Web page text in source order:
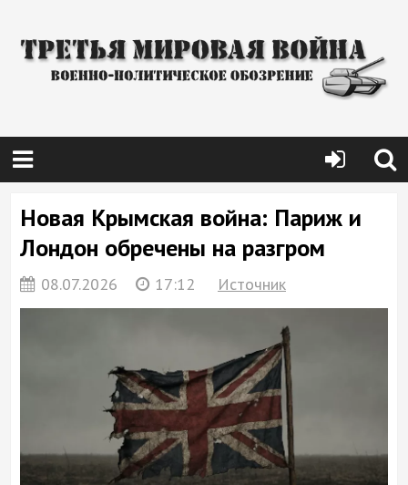
Новая Крымская война: Париж и
Лондон обречены на разгром
08.07.2026 17:12 Источник